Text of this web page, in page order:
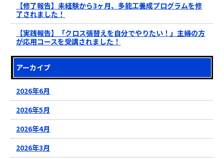
【修了報告】未経験から3ヶ月、多能工養成プログラムを修
了されました！
【実践報告】「クロス張替えを自分でやりたい！」主婦の方
が応用コースを受講されました！
アーカイブ
2026年6月
2026年5月
2026年4月
2026年3月